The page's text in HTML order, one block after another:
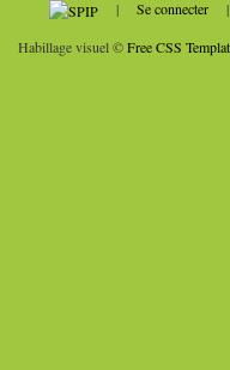
| Se connecter
Habillage visuel ©Free CSS